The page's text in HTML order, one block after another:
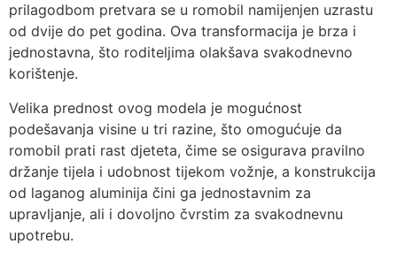
prilagodbom pretvara se u romobil namijenjen uzrastu
od dvije do pet godina. Ova transformacija je brza i
jednostavna, što roditeljima olakšava svakodnevno
korištenje.
Velika prednost ovog modela je mogućnost
podešavanja visine u tri razine, što omogućuje da
romobil prati rast djeteta, čime se osigurava pravilno
držanje tijela i udobnost tijekom vožnje, a konstrukcija
od laganog aluminija čini ga jednostavnim za
upravljanje, ali i dovoljno čvrstim za svakodnevnu
upotrebu.